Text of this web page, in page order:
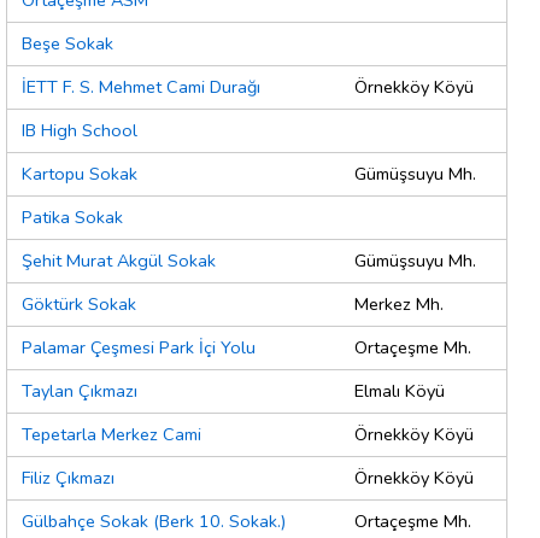
Beşe Sokak
İETT F. S. Mehmet Cami Durağı
Örnekköy Köyü
IB High School
Kartopu Sokak
Gümüşsuyu Mh.
Patika Sokak
Şehit Murat Akgül Sokak
Gümüşsuyu Mh.
Göktürk Sokak
Merkez Mh.
Palamar Çeşmesi Park İçi Yolu
Ortaçeşme Mh.
Taylan Çıkmazı
Elmalı Köyü
Tepetarla Merkez Cami
Örnekköy Köyü
Filiz Çıkmazı
Örnekköy Köyü
Gülbahçe Sokak (Berk 10. Sokak.)
Ortaçeşme Mh.